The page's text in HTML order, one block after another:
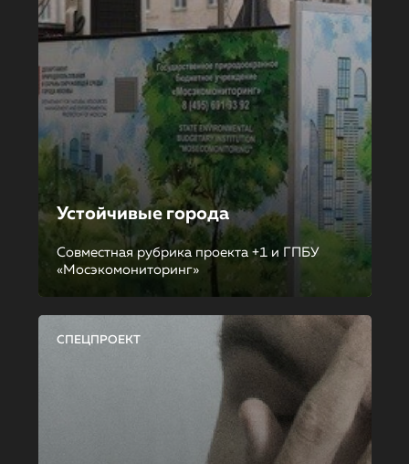
Устойчивые города
Совместная рубрика проекта +1 и ГПБУ
«Мосэкомониторинг»
СПЕЦПРОЕКТ